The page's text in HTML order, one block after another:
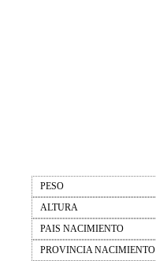
PESO
ALTURA
PAIS NACIMIENTO
PROVINCIA NACIMIENTO